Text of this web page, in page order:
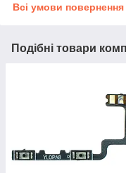
Всі умови повернення
Подібні товари